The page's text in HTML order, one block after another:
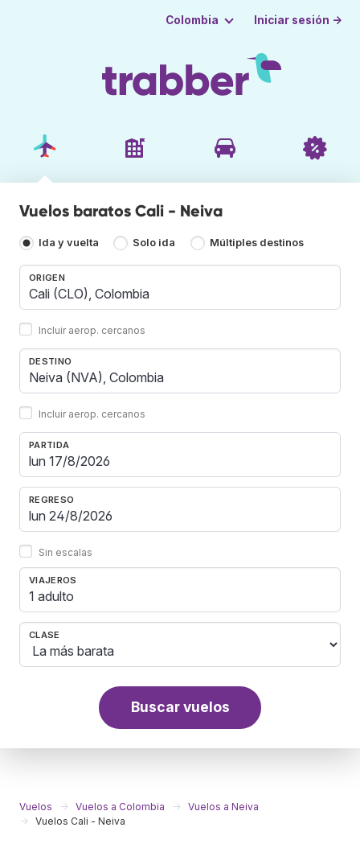
Colombia Iniciar sesión →
Vuelos baratos Cali - Neiva
Ida y vuelta Solo ida Múltiples destinos
ORIGEN
Incluir aerop. cercanos
DESTINO
Incluir aerop. cercanos
PARTIDA
REGRESO
Sin escalas
VIAJEROS
1 adulto
CLASE
Buscar vuelos
Vuelos Vuelos a Colombia
Vuelos a Neiva
Vuelos Cali - Neiva